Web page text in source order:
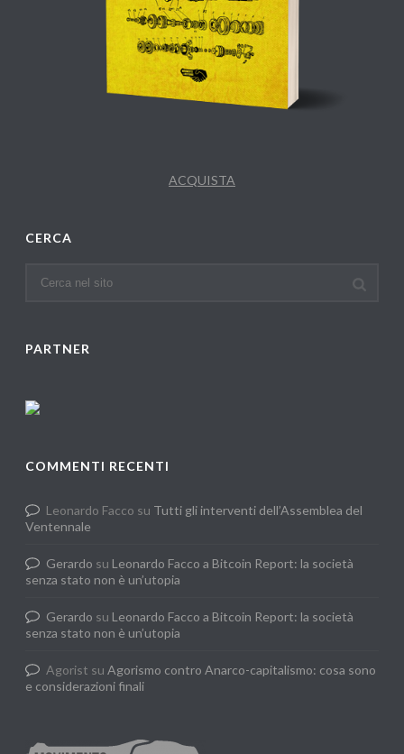
ACQUISTA
CERCA
PARTNER
COMMENTI RECENTI
Leonardo Facco su Tutti gli interventi dell’Assemblea del
Ventennale
Gerardo su Leonardo Facco a Bitcoin Report: la società
senza stato non è un’utopia
Gerardo su Leonardo Facco a Bitcoin Report: la società
senza stato non è un’utopia
Agorist suAgorismo contro Anarco-capitalismo: cosa sono
e considerazioni finali